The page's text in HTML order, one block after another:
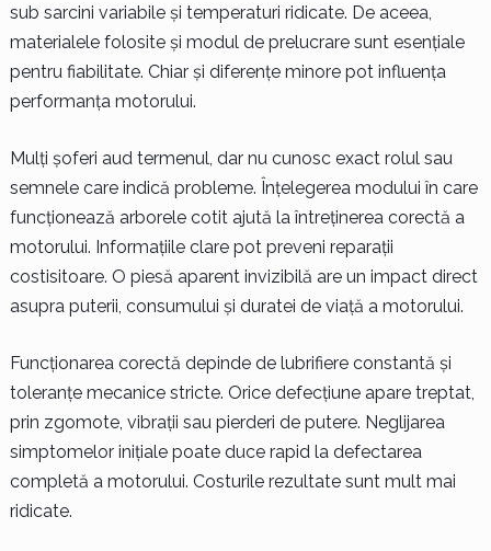
sub sarcini variabile și temperaturi ridicate. De aceea,
materialele folosite și modul de prelucrare sunt esențiale
pentru fiabilitate. Chiar și diferențe minore pot influența
performanța motorului.
Mulți șoferi aud termenul, dar nu cunosc exact rolul sau
semnele care indică probleme. Înțelegerea modului în care
funcționează arborele cotit ajută la întreținerea corectă a
motorului. Informațiile clare pot preveni reparații
costisitoare. O piesă aparent invizibilă are un impact direct
asupra puterii, consumului și duratei de viață a motorului.
Funcționarea corectă depinde de lubrifiere constantă și
toleranțe mecanice stricte. Orice defecțiune apare treptat,
prin zgomote, vibrații sau pierderi de putere. Neglijarea
simptomelor inițiale poate duce rapid la defectarea
completă a motorului. Costurile rezultate sunt mult mai
ridicate.